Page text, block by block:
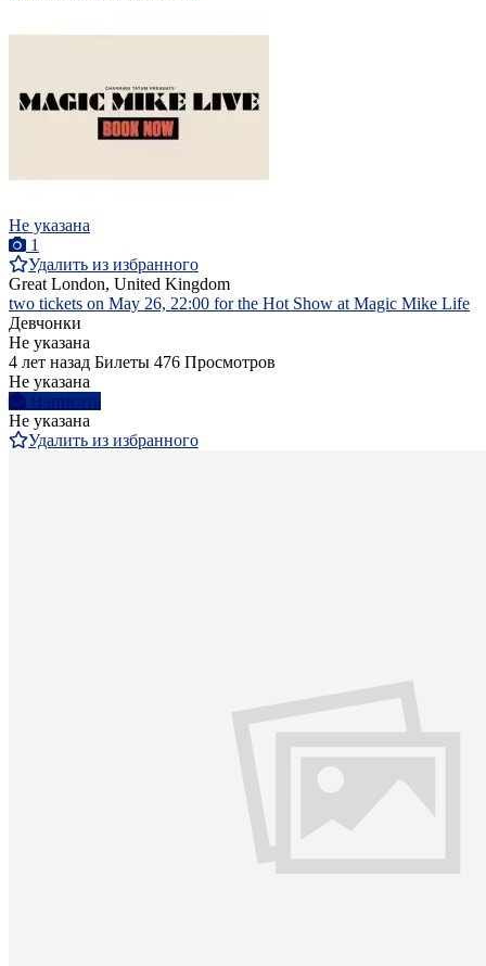
Не указана
1
Удалить из избранного
Great London, United Kingdom
two tickets on May 26, 22:00 for the Hot Show at Magic Mike Life
Девчонки
Не указана
4 лет назад Билеты 476 Просмотров
Не указана
Написать
Не указана
Удалить из избранного